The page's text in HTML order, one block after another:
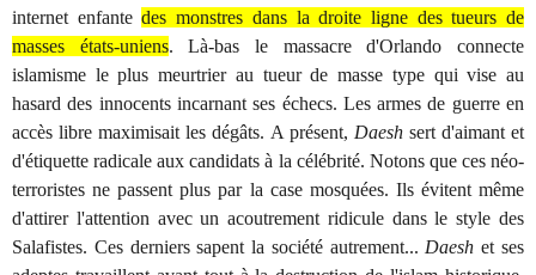
internet enfantedes monstres dans la droite ligne des tueurs de
masses états-uniens. Là-bas le massacre d'Orlando connecte
islamisme le plus meurtrier au tueur de masse type qui vise au
hasard des innocents incarnant ses échecs. Les armes de guerre en
accès libre maximisait les dégâts. A présent, Daesh sert d'aimant et
d'étiquette radicale aux candidats à la célébrité. Notons que ces néo-
terroristes ne passent plus par la case mosquées. Ils évitent même
d'attirer l'attention avec un acoutrement ridicule dans le style des
Salafistes. Ces derniers sapent la société autrement... Daeshet ses